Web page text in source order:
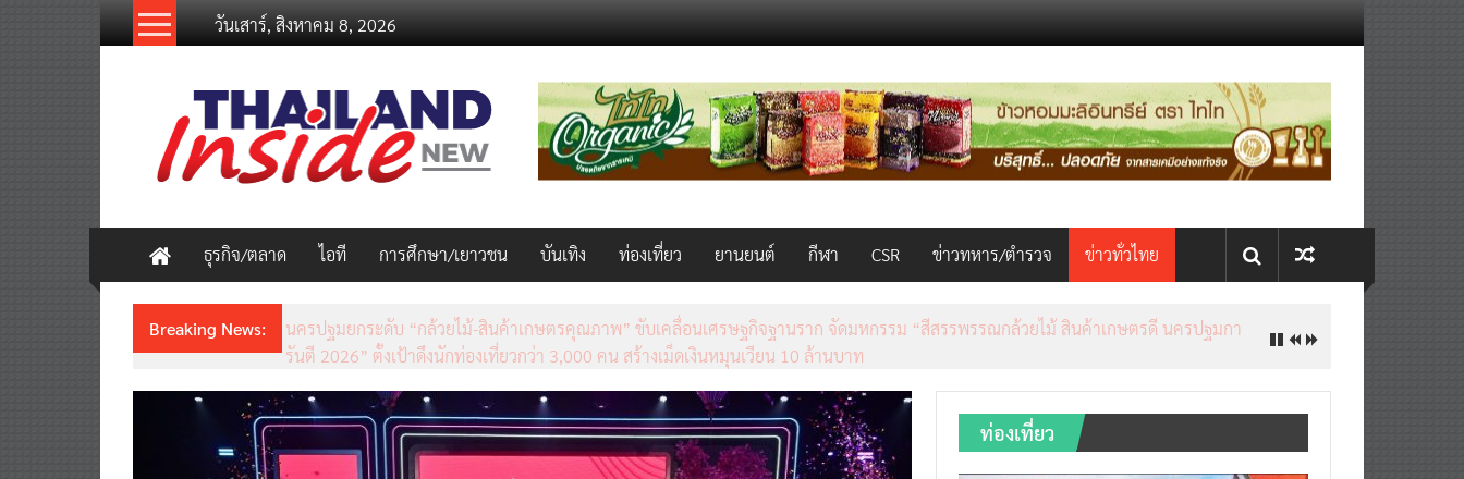
วันเสาร์, สิงหาคม 8, 2026
thailandinsidenew.com
Thailand
Inside
New
ธุรกิจ/ตลาด ไอที การศึกษา/เยาวชน บันเทิง ท่องเที่ยว ยานยนต์ กีฬา CSR ข่าวทหาร/ตำรวจ ข่าวทั่วไทย
Breaking News: ชวนรู้จักซิม my by NT เน็ตเร็ว แรง คุ้มค่าทั่วไทยพร้อมโอกาสสร้างรายได้เสริมผ่าน Lazada Affiliate
ท่องเที่ยว